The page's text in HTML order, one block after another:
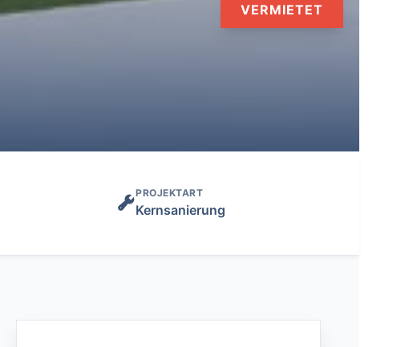
VERMIETET
PROJEKTART
Kernsanierung